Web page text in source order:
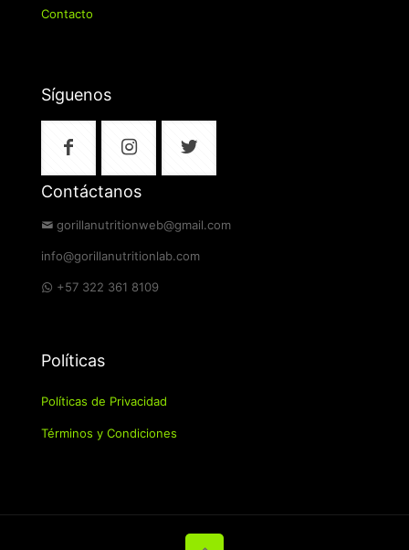
Contacto
Síguenos
Contáctanos
gorillanutritionweb@gmail.com
info@gorillanutritionlab.com
+57 322 361 8109
Políticas
Políticas de Privacidad
Términos y Condiciones